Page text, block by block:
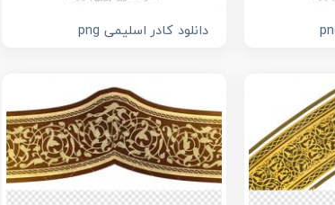
دانلود کادر اسلیمی png